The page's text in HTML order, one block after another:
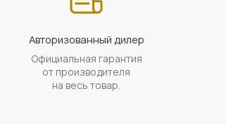
Авторизованный дилер
Официальная гарантия
от производителя
на весь товар.